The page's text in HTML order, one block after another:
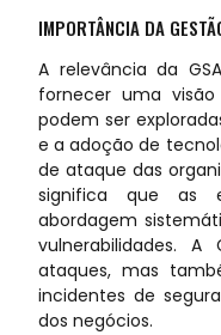
IMPORTÂNCIA DA
A relevância da
fornecer uma
podem ser
e a adoção de
de ataque das
significa que as
abordagem
vulnerabilidades.
ataques, mas
incidentes de
dos negócios.